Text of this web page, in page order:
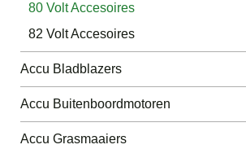
80 Volt Accesoires
82 Volt Accesoires
Accu Bladblazers
Accu Buitenboordmotoren
Accu Grasmaaiers